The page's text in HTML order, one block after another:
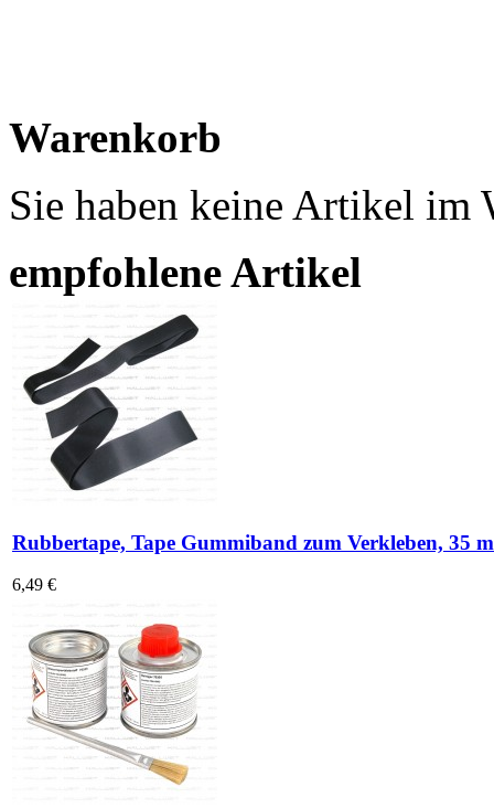
Warenkorb
Sie haben keine Artikel im
empfohlene Artikel
Rubbertape, Tape Gummiband zum Verkleben, 35
6,49 €